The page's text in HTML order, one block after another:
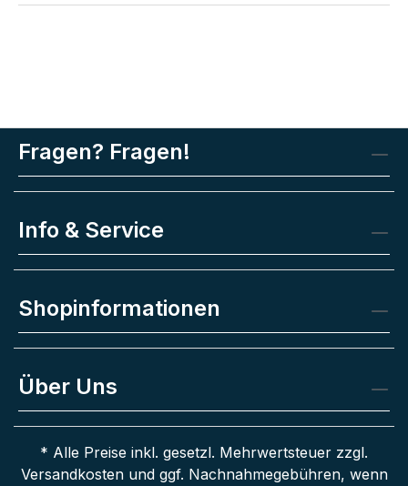
Fragen? Fragen!
Info & Service
Shopinformationen
Über Uns
* Alle Preise inkl. gesetzl. Mehrwertsteuer zzgl.
Versandkostenund ggf. Nachnahmegebühren, wenn